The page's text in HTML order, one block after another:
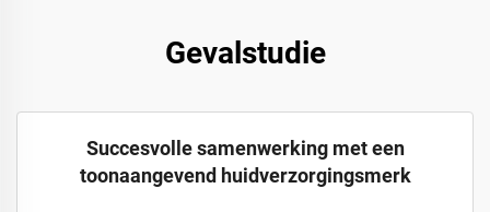
Gevalstudie
Succesvolle samenwerking met een
toonaangevend huidverzorgingsmerk